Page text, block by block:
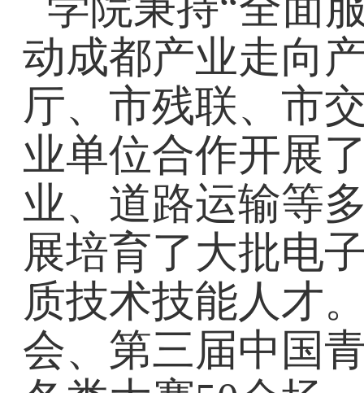
动成都产业走向
厅、市残联、市
业单位合作开展
业、道路运输等
展培育了大批电
质技术技能人才
会、第三届中国